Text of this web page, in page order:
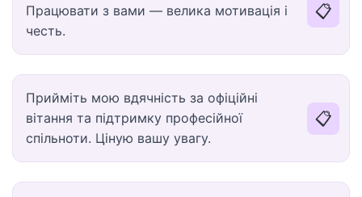
Працювати з вами — велика мотивація і
честь.
📋
Прийміть мою вдячність за офіційні
вітання та підтримку професійної
спільноти. Ціную вашу увагу.
📋